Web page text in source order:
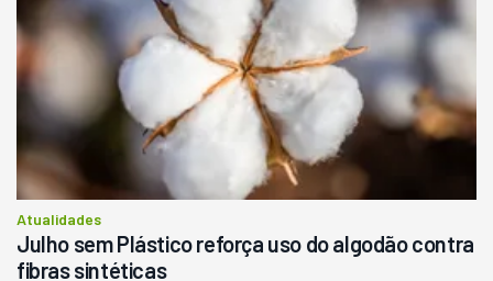
Atualidades
Julho sem Plástico reforça uso do algodão contra
fibras sintéticas